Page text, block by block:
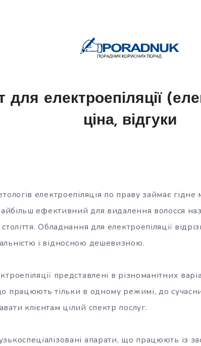
для електроепіляції
ціна, відгуки
електроепіляція по праву займає
ефективний для видалення волосся
Обладнання для електроепіляції
і відносною дешевизною.
представлені в різноманітних
працюють тільки в одному режимі, до
клієнтам цілий спектр послуг.
апарати, що працюють із